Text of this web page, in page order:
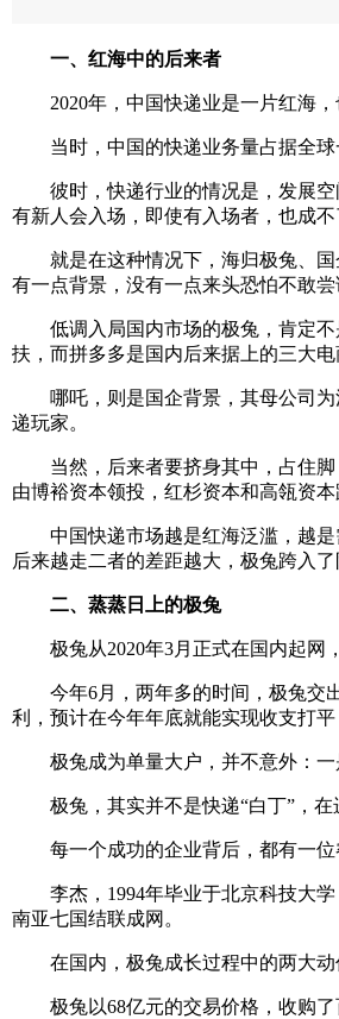
一、红海中的后来者
2020年，中国快递业是一片红海，
当时，中国的快递业务量占据全球
彼时，快递行业的情况是，发展空
有新人会入场，即使有入场者，也成不
就是在这种情况下，海归极兔、国
有一点背景，没有一点来头恐怕不敢尝
低调入局国内市场的极兔，肯定不
扶，而拼多多是国内后来据上的三大
哪吒，则是国企背景，其母公司为
递玩家。
当然，后来者要挤身其中，占住脚
由博裕资本领投，红杉资本和高瓴资
中国快递市场越是红海泛滥，越是
后来越走二者的差距越大，极兔跨入
二、 蒸蒸日上的极兔
极兔从2020年3月正式在国内起网，
今年6月，两年多的时间，极兔交出
利，预计在今年年底就能实现收支打
极兔成为单量大户，并不意外：一
极兔，其实并不是快递“白丁”，在
每一个成功的企业背后，都有一位
李杰，1994年毕业于北京科技大学
南亚七国结联成网。
在国内，极兔成长过程中的两大动
极兔以68亿元的交易价格，收购了